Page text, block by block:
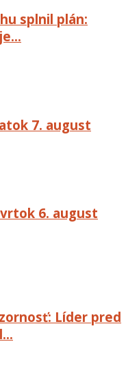
splnil plán:
7. august
6. august
Líder pred